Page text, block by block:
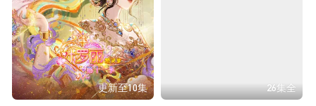
更新至10集 26集全